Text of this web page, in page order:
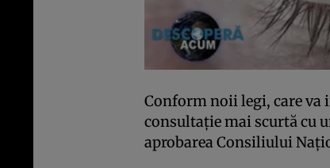
Conform noii legi, care
consultație mai scurtă cu
aprobarea Consiliului